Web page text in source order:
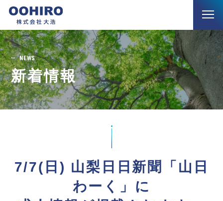
NEWS
新着情報
7/7(日) 山梨日日新聞「山日
わーく」に